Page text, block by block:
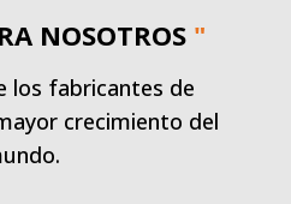
NOSOTROS "
los fabricantes de
crecimiento del